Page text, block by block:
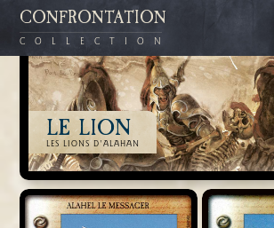
CONFRONTATION
COLLECTION
LE LION
LES LIONS D'ALAHAN